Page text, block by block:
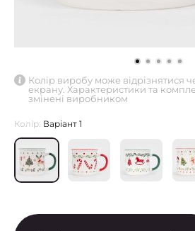
Колір виробу може відрізнятися
екрану. Характеристики та
змінені виробником
Колір: Варіант 1